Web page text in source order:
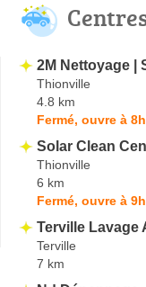
2M Nettoyage |
Thionville
4.8 km
Fermé, ouvre à 8h
Solar Clean
Thionville
6 km
Fermé, ouvre à 9h
Terville Lavage
Terville
7 km